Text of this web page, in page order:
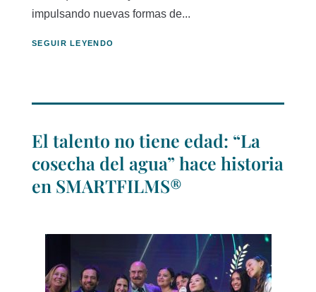
impulsando nuevas formas de...
SEGUIR LEYENDO
El talento no tiene edad: “La
cosecha del agua” hace historia
en SMARTFILMS®